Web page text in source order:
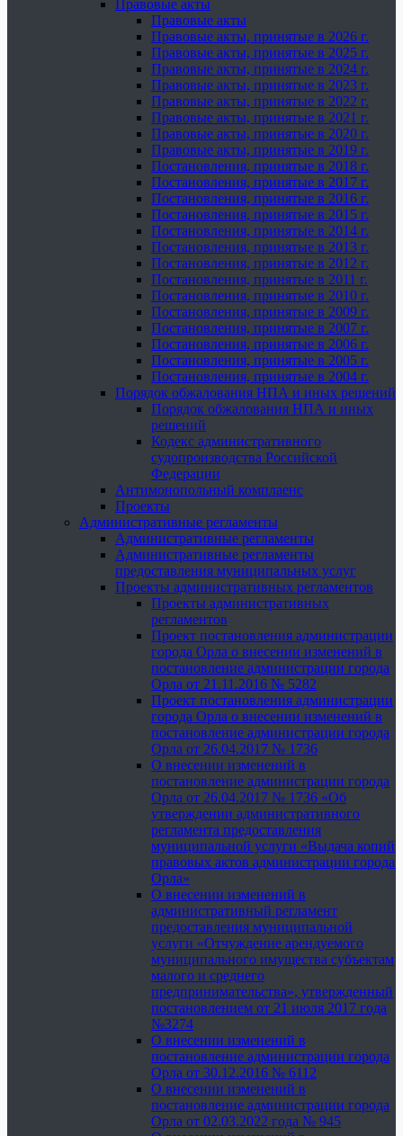
Правовые акты
Правовые акты
Правовые акты, принятые в 2026 г.
Правовые акты, принятые в 2025 г.
Правовые акты, принятые в 2024 г.
Правовые акты, принятые в 2023 г.
Правовые акты, принятые в 2022 г.
Правовые акты, принятые в 2021 г.
Правовые акты, принятые в 2020 г.
Правовые акты, принятые в 2019 г.
Постановления, принятые в 2018 г.
Постановления, принятые в 2017 г.
Постановления, принятые в 2016 г.
Постановления, принятые в 2015 г.
Постановления, принятые в 2014 г.
Постановления, принятые в 2013 г.
Постановления, принятые в 2012 г.
Постановления, принятые в 2011 г.
Постановления, принятые в 2010 г.
Постановления, принятые в 2009 г.
Постановления, принятые в 2007 г.
Постановления, принятые в 2006 г.
Постановления, принятые в 2005 г.
Постановления, принятые в 2004 г.
Порядок обжалования НПА и иных решений
Порядок обжалования НПА и иных
решений
Кодекс административного
судопроизводства Российской
Федерации
Антимонопольный комплаенс
Проекты
Административные регламенты
Административные регламенты
Административные регламенты
предоставления муниципальных услуг
Проекты административных регламентов
Проекты административных
регламентов
Проект постановления администрации
города Орла о внесении изменений в
постановление администрации города
Орла от 21.11.2016 № 5282
Проект постановления администрации
города Орла о внесении изменений в
постановление администрации города
Орла от 26.04.2017 № 1736
О внесении изменений в
постановление администрации города
Орла от 26.04.2017 № 1736 «Об
утверждении административного
регламента предоставления
муниципальной услуги «Выдача копий
правовых актов администрации города
Орла»
О внесении изменений в
административный регламент
предоставления муниципальной
услуги «Отчуждение арендуемого
муниципального имущества субъектам
малого и среднего
предпринимательства», утвержденный
постановлением от 21 июля 2017 года
№3274
О внесении изменений в
постановление администрации города
Орла от 30.12.2016 № 6112
О внесении изменений в
постановление администрации города
Орла от 02.03.2022 года № 945